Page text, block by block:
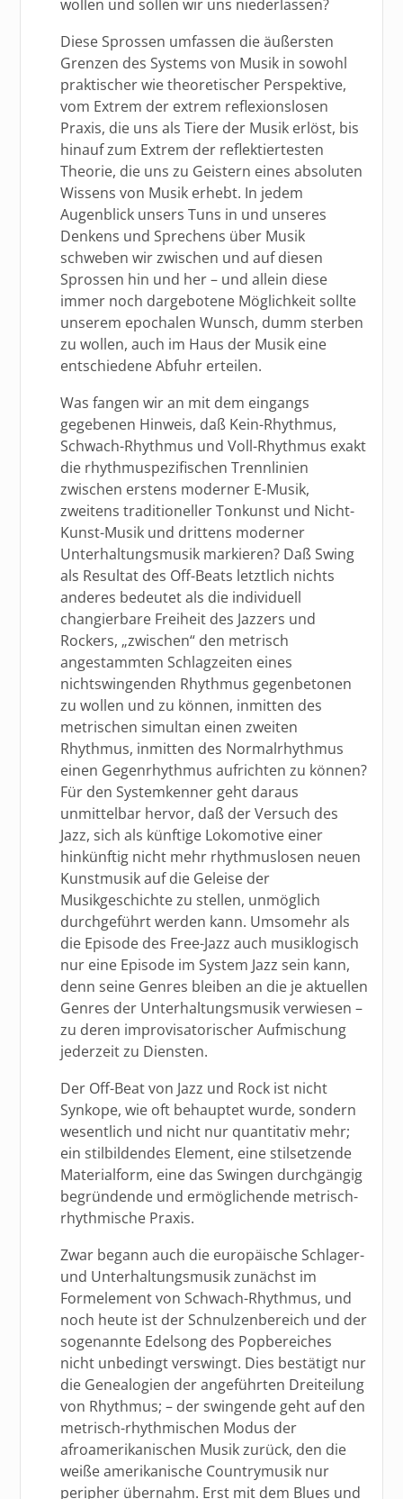
wollen und sollen wir uns niederlassen?
Diese Sprossen umfassen die äußersten
Grenzen des Systems von Musik in sowohl
praktischer wie theoretischer Perspektive,
vom Extrem der extrem reflexionslosen
Praxis, die uns als Tiere der Musik erlöst, bis
hinauf zum Extrem der reflektiertesten
Theorie, die uns zu Geistern eines absoluten
Wissens von Musik erhebt. In jedem
Augenblick unsers Tuns in und unseres
Denkens und Sprechens über Musik
schweben wir zwischen und auf diesen
Sprossen hin und her – und allein diese
immer noch dargebotene Möglichkeit sollte
unserem epochalen Wunsch, dumm sterben
zu wollen, auch im Haus der Musik eine
entschiedene Abfuhr erteilen.
Was fangen wir an mit dem eingangs
gegebenen Hinweis, daß Kein-Rhythmus,
Schwach-Rhythmus und Voll-Rhythmus exakt
die rhythmuspezifischen Trennlinien
zwischen erstens moderner E-Musik,
zweitens traditioneller Tonkunst und Nicht-
Kunst-Musik und drittens moderner
Unterhaltungsmusik markieren? Daß Swing
als Resultat des Off-Beats letztlich nichts
anderes bedeutet als die individuell
changierbare Freiheit des Jazzers und
Rockers, „zwischen“ den metrisch
angestammten Schlagzeiten eines
nichtswingenden Rhythmus gegenbetonen
zu wollen und zu können, inmitten des
metrischen simultan einen zweiten
Rhythmus, inmitten des Normalrhythmus
einen Gegenrhythmus aufrichten zu können?
Für den Systemkenner geht daraus
unmittelbar hervor, daß der Versuch des
Jazz, sich als künftige Lokomotive einer
hinkünftig nicht mehr rhythmuslosen neuen
Kunstmusik auf die Geleise der
Musikgeschichte zu stellen, unmöglich
durchgeführt werden kann. Umsomehr als
die Episode des Free-Jazz auch musiklogisch
nur eine Episode im System Jazz sein kann,
denn seine Genres bleiben an die je aktuellen
Genres der Unterhaltungsmusik verwiesen –
zu deren improvisatorischer Aufmischung
jederzeit zu Diensten.
Der Off-Beat von Jazz und Rock ist nicht
Synkope, wie oft behauptet wurde, sondern
wesentlich und nicht nur quantitativ mehr;
ein stilbildendes Element, eine stilsetzende
Materialform, eine das Swingen durchgängig
begründende und ermöglichende metrisch-
rhythmische Praxis.
Zwar begann auch die europäische Schlager-
und Unterhaltungsmusik zunächst im
Formelement von Schwach-Rhythmus, und
noch heute ist der Schnulzenbereich und der
sogenannte Edelsong des Popbereiches
nicht unbedingt verswingt. Dies bestätigt nur
die Genealogien der angeführten Dreiteilung
von Rhythmus; – der swingende geht auf den
metrisch-rhythmischen Modus der
afroamerikanischen Musik zurück, den die
weiße amerikanische Countrymusik nur
peripher übernahm. Erst mit dem Blues und